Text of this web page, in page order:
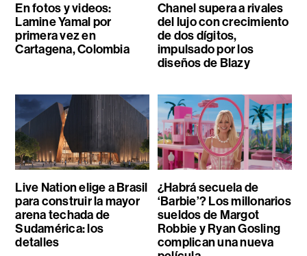
En fotos y videos:
Lamine Yamal por
primera vez en
Cartagena, Colombia
Chanel supera a rivales
del lujo con crecimiento
de dos dígitos,
impulsado por los
diseños de Blazy
Live Nation elige a Brasil
para construir la mayor
arena techada de
Sudamérica: los
detalles
¿Habrá secuela de
‘Barbie’? Los millonarios
sueldos de Margot
Robbie y Ryan Gosling
complican una nueva